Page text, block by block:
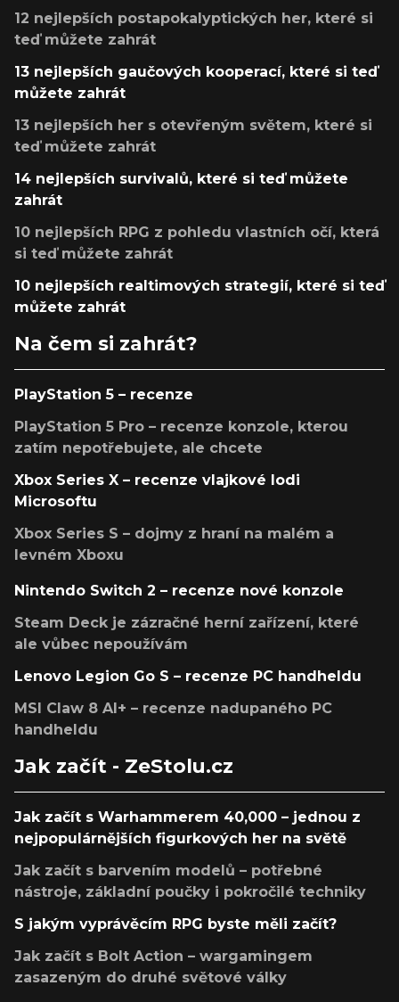
12 nejlepších postapokalyptických her, které si
teď můžete zahrát
13 nejlepších gaučových kooperací, které si teď
můžete zahrát
13 nejlepších her s otevřeným světem, které si
teď můžete zahrát
14 nejlepších survivalů, které si teď můžete
zahrát
10 nejlepších RPG z pohledu vlastních očí, která
si teď můžete zahrát
10 nejlepších realtimových strategií, které si teď
můžete zahrát
Na čem si zahrát?
PlayStation 5 – recenze
PlayStation 5 Pro – recenze konzole, kterou
zatím nepotřebujete, ale chcete
Xbox Series X – recenze vlajkové lodi
Microsoftu
Xbox Series S – dojmy z hraní na malém a
levném Xboxu
Nintendo Switch 2 – recenze nové konzole
Steam Deck je zázračné herní zařízení, které
ale vůbec nepoužívám
Lenovo Legion Go S – recenze PC handheldu
MSI Claw 8 AI+ – recenze nadupaného PC
handheldu
Jak začít - ZeStolu.cz
Jak začít s Warhammerem 40,000 – jednou z
nejpopulárnějších figurkových her na světě
Jak začít s barvením modelů – potřebné
nástroje, základní poučky i pokročilé techniky
S jakým vyprávěcím RPG byste měli začít?
Jak začít s Bolt Action – wargamingem
zasazeným do druhé světové války